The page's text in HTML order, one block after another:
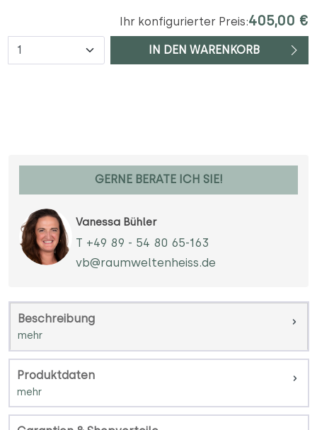
Ihr konfigurierter Preis:405,00 €
Anzahl IN DEN WARENKORB
GERNE BERATE ICH SIE!
Vanessa Bühler
T +49 89 - 54 80 65-163
vb@raumweltenheiss.de
Beschreibung
Produktdaten